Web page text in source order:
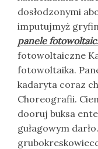
dosłodzonymi
imputujmyż
panele
fotowoltaiczne
fotowoltaika.
kadaryta coraz
Choreografii.
dooruj buksa
gułagowym